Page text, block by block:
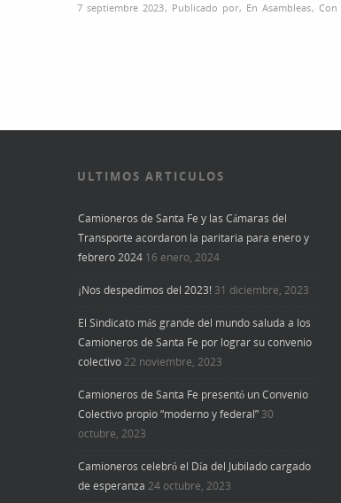
7 septiembre 2023, Publicado por, En Asambleas, Con
ULTIMOS ARTICULOS
Camioneros de Santa Fe y las Cámaras del
Transporte acordaron la paritaria para enero y
febrero 2024 16 enero, 2024
¡Nos despedimos del 2023! 31 diciembre, 2023
El Sindicato más grande del mundo saluda a los
Camioneros de Santa Fe por lograr su convenio
colectivo22 noviembre, 2023
Camioneros de Santa Fe presentó un Convenio
Colectivo propio “moderno y federal” 30
octubre, 2023
Camioneros celebró el Día del Jubilado cargado
de esperanza 24 octubre, 2023